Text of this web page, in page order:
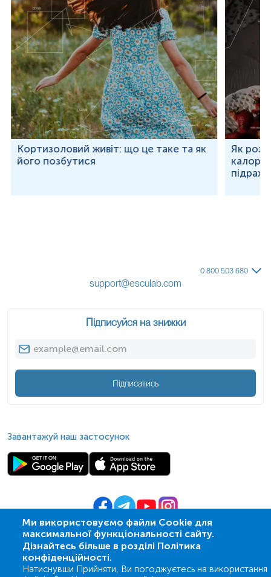
Кортизоловий живіт: що це таке та як
його позбутися
Як
Ми використовуємо файли Cookie для
максимальної функціональності сайту.
Дізнайтесь більше в розділі Політика
конфіденційності.
Натиснувши Прийняти, Ви погоджуєтесь на використання
0 800 503 680
support@esculab.com
Підписуйся на знижки
Підписатись
Завантажуй наш застосунок
© 2009- 2026 | ПСМЛ «Ескулаб»